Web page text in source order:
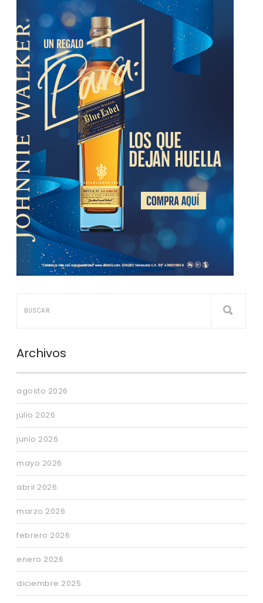
Archivos
agosto 2026
julio 2026
junio 2026
mayo 2026
abril 2026
marzo 2026
febrero 2026
enero 2026
diciembre 2025